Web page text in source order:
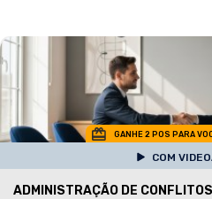
GANHE 2 POS PARA
COM
ADMINISTRAÇÃO DE